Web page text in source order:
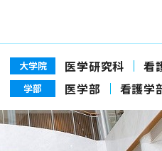
大学院 医学研究科 看
学部 医学部 看護学